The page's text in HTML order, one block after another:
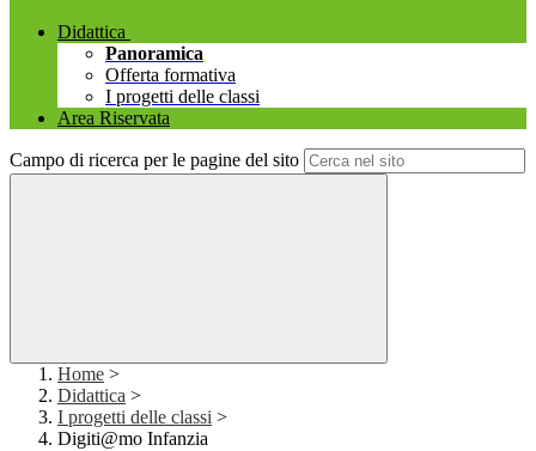
Didattica
Panoramica
Offerta formativa
I progetti delle classi
Area Riservata
Campo di ricerca per le pagine del sito
Home >
Didattica >
I progetti delle classi >
Digiti@mo Infanzia